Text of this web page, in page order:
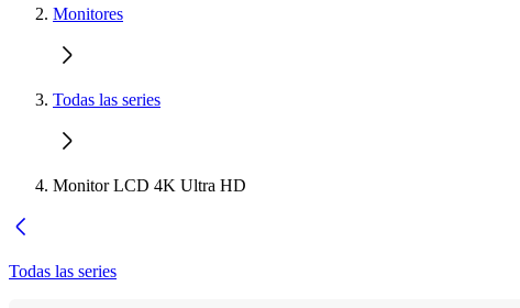
Monitores
Todas las series
Monitor LCD 4K Ultra HD
Todas las series